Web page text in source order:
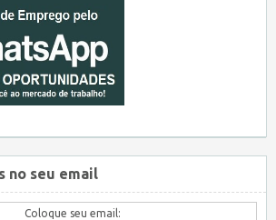
no seu email
Coloque seu email: